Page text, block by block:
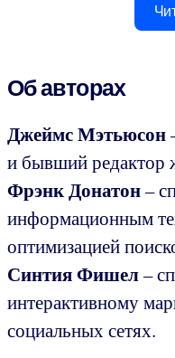
Об авторах
Джеймс Мэтьюсон
и бывший редактор
Фрэнк Донатон–
информационным
оптимизацией
Синтия Фишел–
интерактивному
социальных сетях.